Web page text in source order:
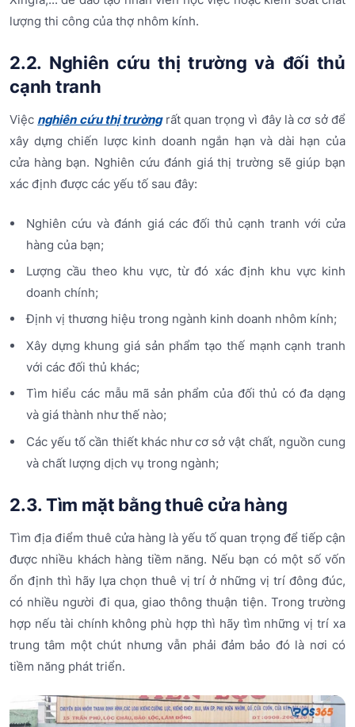
lượng thi công của thợ nhôm kính.
2.2. Nghiên cứu thị trường và đối thủ
cạnh tranh
Việc nghiên cứu thị trườngrất quan trọng vì đây là cơ sở để
xây dựng chiến lược kinh doanh ngắn hạn và dài hạn của
cửa hàng bạn. Nghiên cứu đánh giá thị trường sẽ giúp bạn
xác định được các yếu tố sau đây:
Nghiên cứu và đánh giá các đối thủ cạnh tranh với cửa
hàng của bạn;
Lượng cầu theo khu vực, từ đó xác định khu vực kinh
doanh chính;
Định vị thương hiệu trong ngành kinh doanh nhôm kính;
Xây dựng khung giá sản phẩm tạo thế mạnh cạnh tranh
với các đối thủ khác;
Tìm hiểu các mẫu mã sản phẩm của đối thủ có đa dạng
và giá thành như thế nào;
Các yếu tố cần thiết khác như cơ sở vật chất, nguồn cung
và chất lượng dịch vụ trong ngành;
2.3. Tìm mặt bằng thuê cửa hàng
Tìm địa điểm thuê cửa hàng là yếu tố quan trọng để tiếp cận
được nhiều khách hàng tiềm năng. Nếu bạn có một số vốn
ổn định thì hãy lựa chọn thuê vị trí ở những vị trí đông đúc,
có nhiều người đi qua, giao thông thuận tiện. Trong trường
hợp nếu tài chính không phù hợp thì hãy tìm những vị trí xa
trung tâm một chút nhưng vẫn phải đảm bảo đó là nơi có
tiềm năng phát triển.